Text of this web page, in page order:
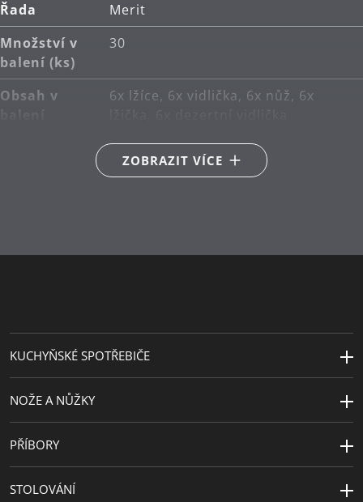
Řada
Merit
Množství v
balení (ks)
30
Obsah v
6x lžíce, 6x vidlička, 6x nůž, 6x
Cromargan protect®
Návrhář
WMF Atelier (Fred Danner)
ZOBRAZIT VÍCE
KUCHYŇSKÉ SPOTŘEBIČE
NOŽE A NŮŽKY
PŘÍBORY
STOLOVÁNÍ